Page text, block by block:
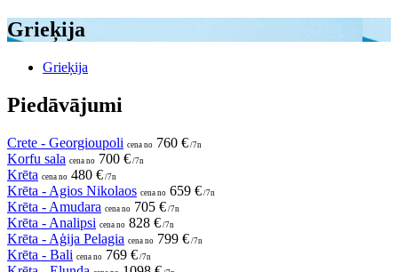
Grieķija
Grieķija
Piedāvājumi
Crete - Georgioupoli cena no 760 € /7n
Korfu sala cena no 700 € /7n
Krēta cena no 480 € /7n
Krēta - Agios Nikolaos cena no 659 € /7n
Krēta - Amudara cena no 705 € /7n
Krēta - Analipsi cena no 828 € /7n
Krēta - Aģija Pelagia cena no 799 € /7n
Krēta - Bali cena no 769 € /7n